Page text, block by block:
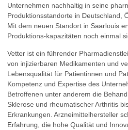
Unternehmen nachhaltig in seine
Produktionsstandorte in Deutschland,
Mit dem neuen Standort in Saarlouis
Produktions-kapazitäten noch einmal
Vetter ist ein führender
von injizierbaren Medikamenten und
Lebensqualität für Patientinnen und
Kompetenz und Expertise des
Betroffenen unter anderem die
Sklerose und rheumatischer Arthritis
Erkrankungen. Arzneimittelhersteller
Erfahrung, die hohe Qualität und